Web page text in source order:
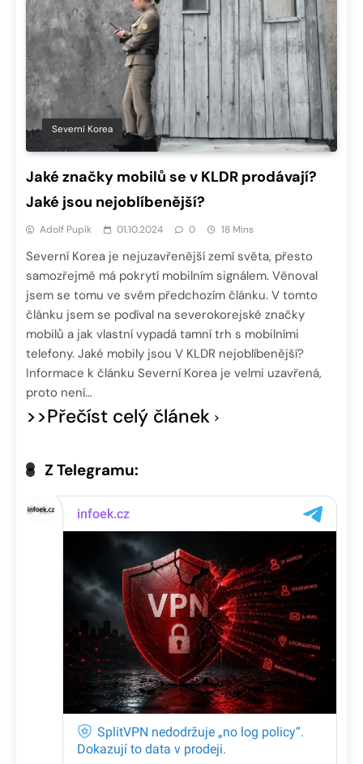
Severní Korea
Jaké značky mobilů se v KLDR prodávají?
Jaké jsou nejoblíbenější?
Adolf Pupík 01.10.2024 0 18 Mins
Severní Korea je nejuzavřenější zemí světa, přesto
samozřejmě má pokrytí mobilním signálem. Věnoval
jsem se tomu ve svém předchozím článku. V tomto
článku jsem se podíval na severokorejské značky
mobilů a jak vlastní vypadá tamní trh s mobilními
telefony. Jaké mobily jsou V KLDR nejoblíbenější?
Informace k článku Severní Korea je velmi uzavřená,
proto není…
>>Přečíst celý článek
Z Telegramu: